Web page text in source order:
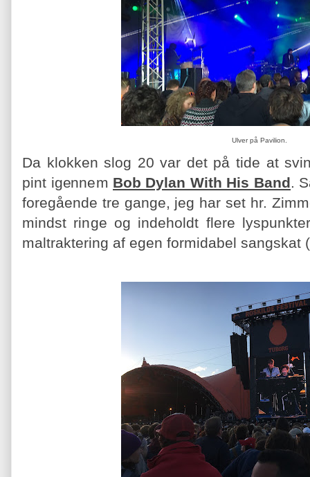
Ulver på Pavilion.
Da klokken slog 20 var det på tide at
pint igennem Bob Dylan With His Band.
foregående tre gange, jeg har set hr.
mindst ringe og indeholdt flere
maltraktering af egen formidabel sangskat